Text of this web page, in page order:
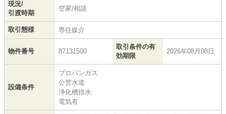
現況/
引渡時期
空家/相談
取引態様 専任媒介
物件番号 87131500
取引条件の有
効期限
2026年08月08日
設備条件
プロパンガス
公営水道
浄化槽排水
電気有